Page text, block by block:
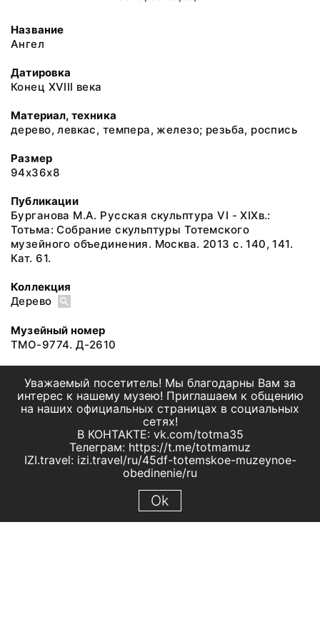
Название
Ангел
Датировка
Конец XVIII века
Материал, техника
дерево, левкас, темпера, железо; резьба, роспись
Размер
94х36х8
Публикации
Бурганова М.А. Русская скульптура VI - XIXв.:
Тотьма: Собрание скульптуры Тотемского
музейного объединения. Москва. 2013 с. 140, 141.
Кат. 61.
Коллекция
Дерево
Музейный номер
ТМО-9774. Д-2610
Уважаемый посетитель! Мы благодарны Вам за
интерес к нашему музею! Приглашаем к общению
на наших официальных страницах в социальных
сетях!
В КОНТАКТЕ: vk.com/totma35
Телеграм: https://t.me/totmamuz
IZI.travel: izi.travel/ru/45df-totemskoe-muzeynoe-
obedinenie/ru
Ok